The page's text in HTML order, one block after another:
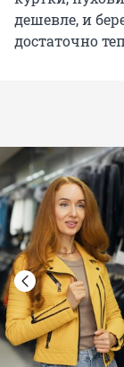
дешевле, и
достаточно